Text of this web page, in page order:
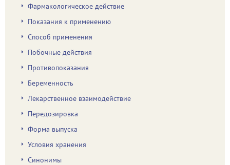
Фармакологическое действие
Показания к применению
Способ применения
Побочные действия
Противопоказания
Беременность
Лекарственное взаимодействие
Передозировка
Форма выпуска
Условия хранения
Синонимы